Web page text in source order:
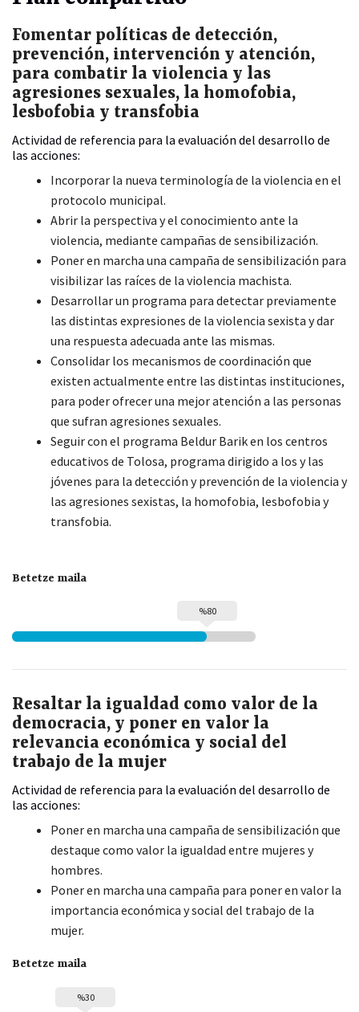
Fomentar políticas de detección,
prevención, intervención y atención,
para combatir la violencia y las
agresiones sexuales, la homofobia,
lesbofobia y transfobia
Actividad de referencia para la evaluación del desarrollo de
las acciones:
Incorporar la nueva terminología de la violencia en el
protocolo municipal.
Abrir la perspectiva y el conocimiento ante la
violencia, mediante campañas de sensibilización.
Poner en marcha una campaña de sensibilización para
visibilizar las raíces de la violencia machista.
Desarrollar un programa para detectar previamente
las distintas expresiones de la violencia sexista y dar
una respuesta adecuada ante las mismas.
Consolidar los mecanismos de coordinación que
existen actualmente entre las distintas instituciones,
para poder ofrecer una mejor atención a las personas
que sufran agresiones sexuales.
Seguir con el programa Beldur Barik en los centros
educativos de Tolosa, programa dirigido a los y las
jóvenes para la detección y prevención de la violencia y
las agresiones sexistas, la homofobia, lesbofobia y
transfobia.
Betetze maila
%80
Resaltar la igualdad como valor de la
democracia, y poner en valor la
relevancia económica y social del
trabajo de la mujer
Actividad de referencia para la evaluación del desarrollo de
las acciones:
Poner en marcha una campaña de sensibilización que
destaque como valor la igualdad entre mujeres y
hombres.
Poner en marcha una campaña para poner en valor la
importancia económica y social del trabajo de la
mujer.
Betetze maila
%30